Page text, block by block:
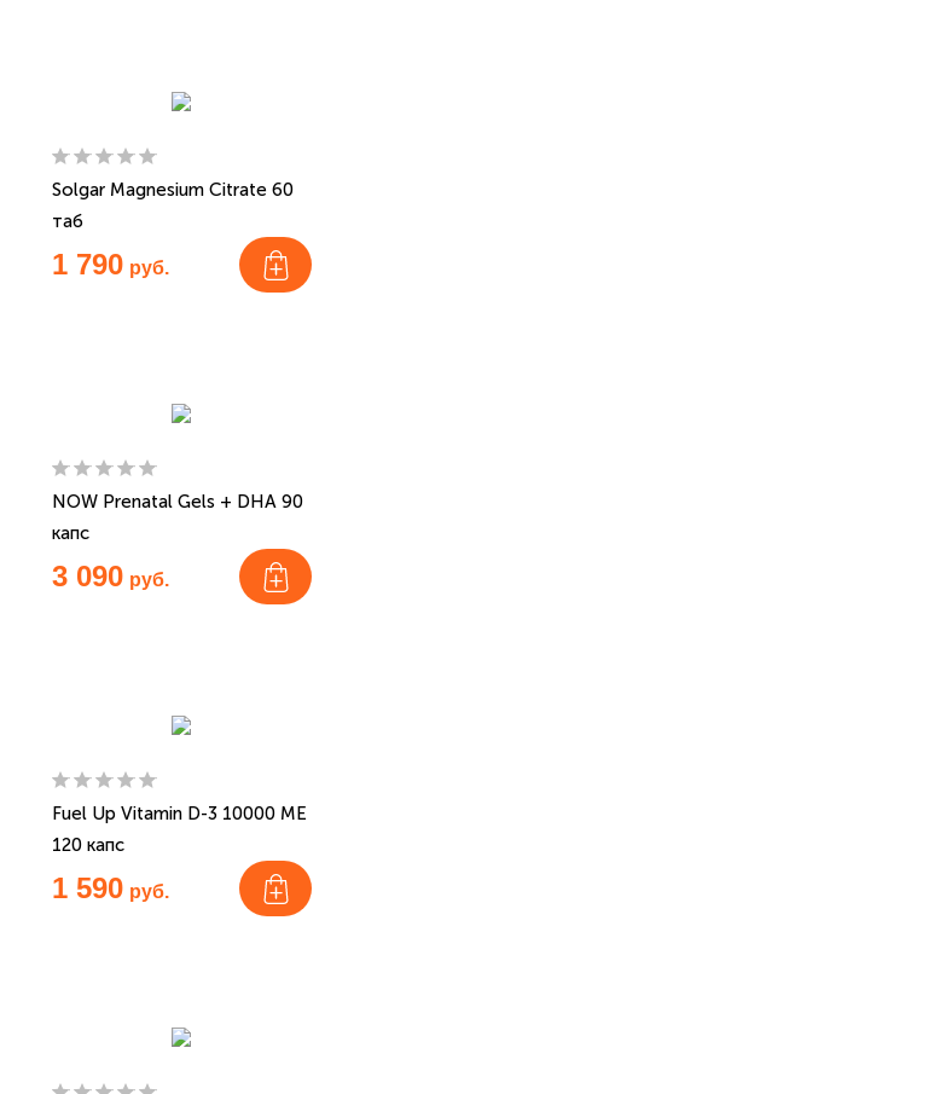
Solgar Magnesium Citrate 60
таб
1 790 руб.
NOW Prenatal Gels + DHA 90
капс
3 090 руб.
Fuel Up Vitamin D-3 10000 МЕ
120 капс
1 590 руб.